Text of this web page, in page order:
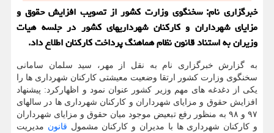
خبرگزاری نام: سخنگوی وزارت كشور از تصویب افزایش حقوق و
مزایای شهرداران و كاركنان شهرداری‏های كشور در جلسه هیات
وزیران به استناد قانون نظام هماهنگ پرداخت كاركنان اطلاع داد.
به گزارش خبرگزاری نام به نقل از مهر، سید سلمان سامانی
سخنگوی وزارت کشور ارتقا وضعیت معیشتی کارکنان شهرداری ها را
یکی از دغدغه های مهم وزیر کشور عنوان نمود و اظهارکرد: پیشنهاد
افزایش حقوق و مزایای شهرداران و کارکنان شهرداری ها در سالهای
۹۷ و ۹۸ به منظور رفع تبعیض موجود میان حقوق و مزایای شهرداران
و کارکنان شهرداری ها با مدیران و کارکنان مشمول قانون مدیریت